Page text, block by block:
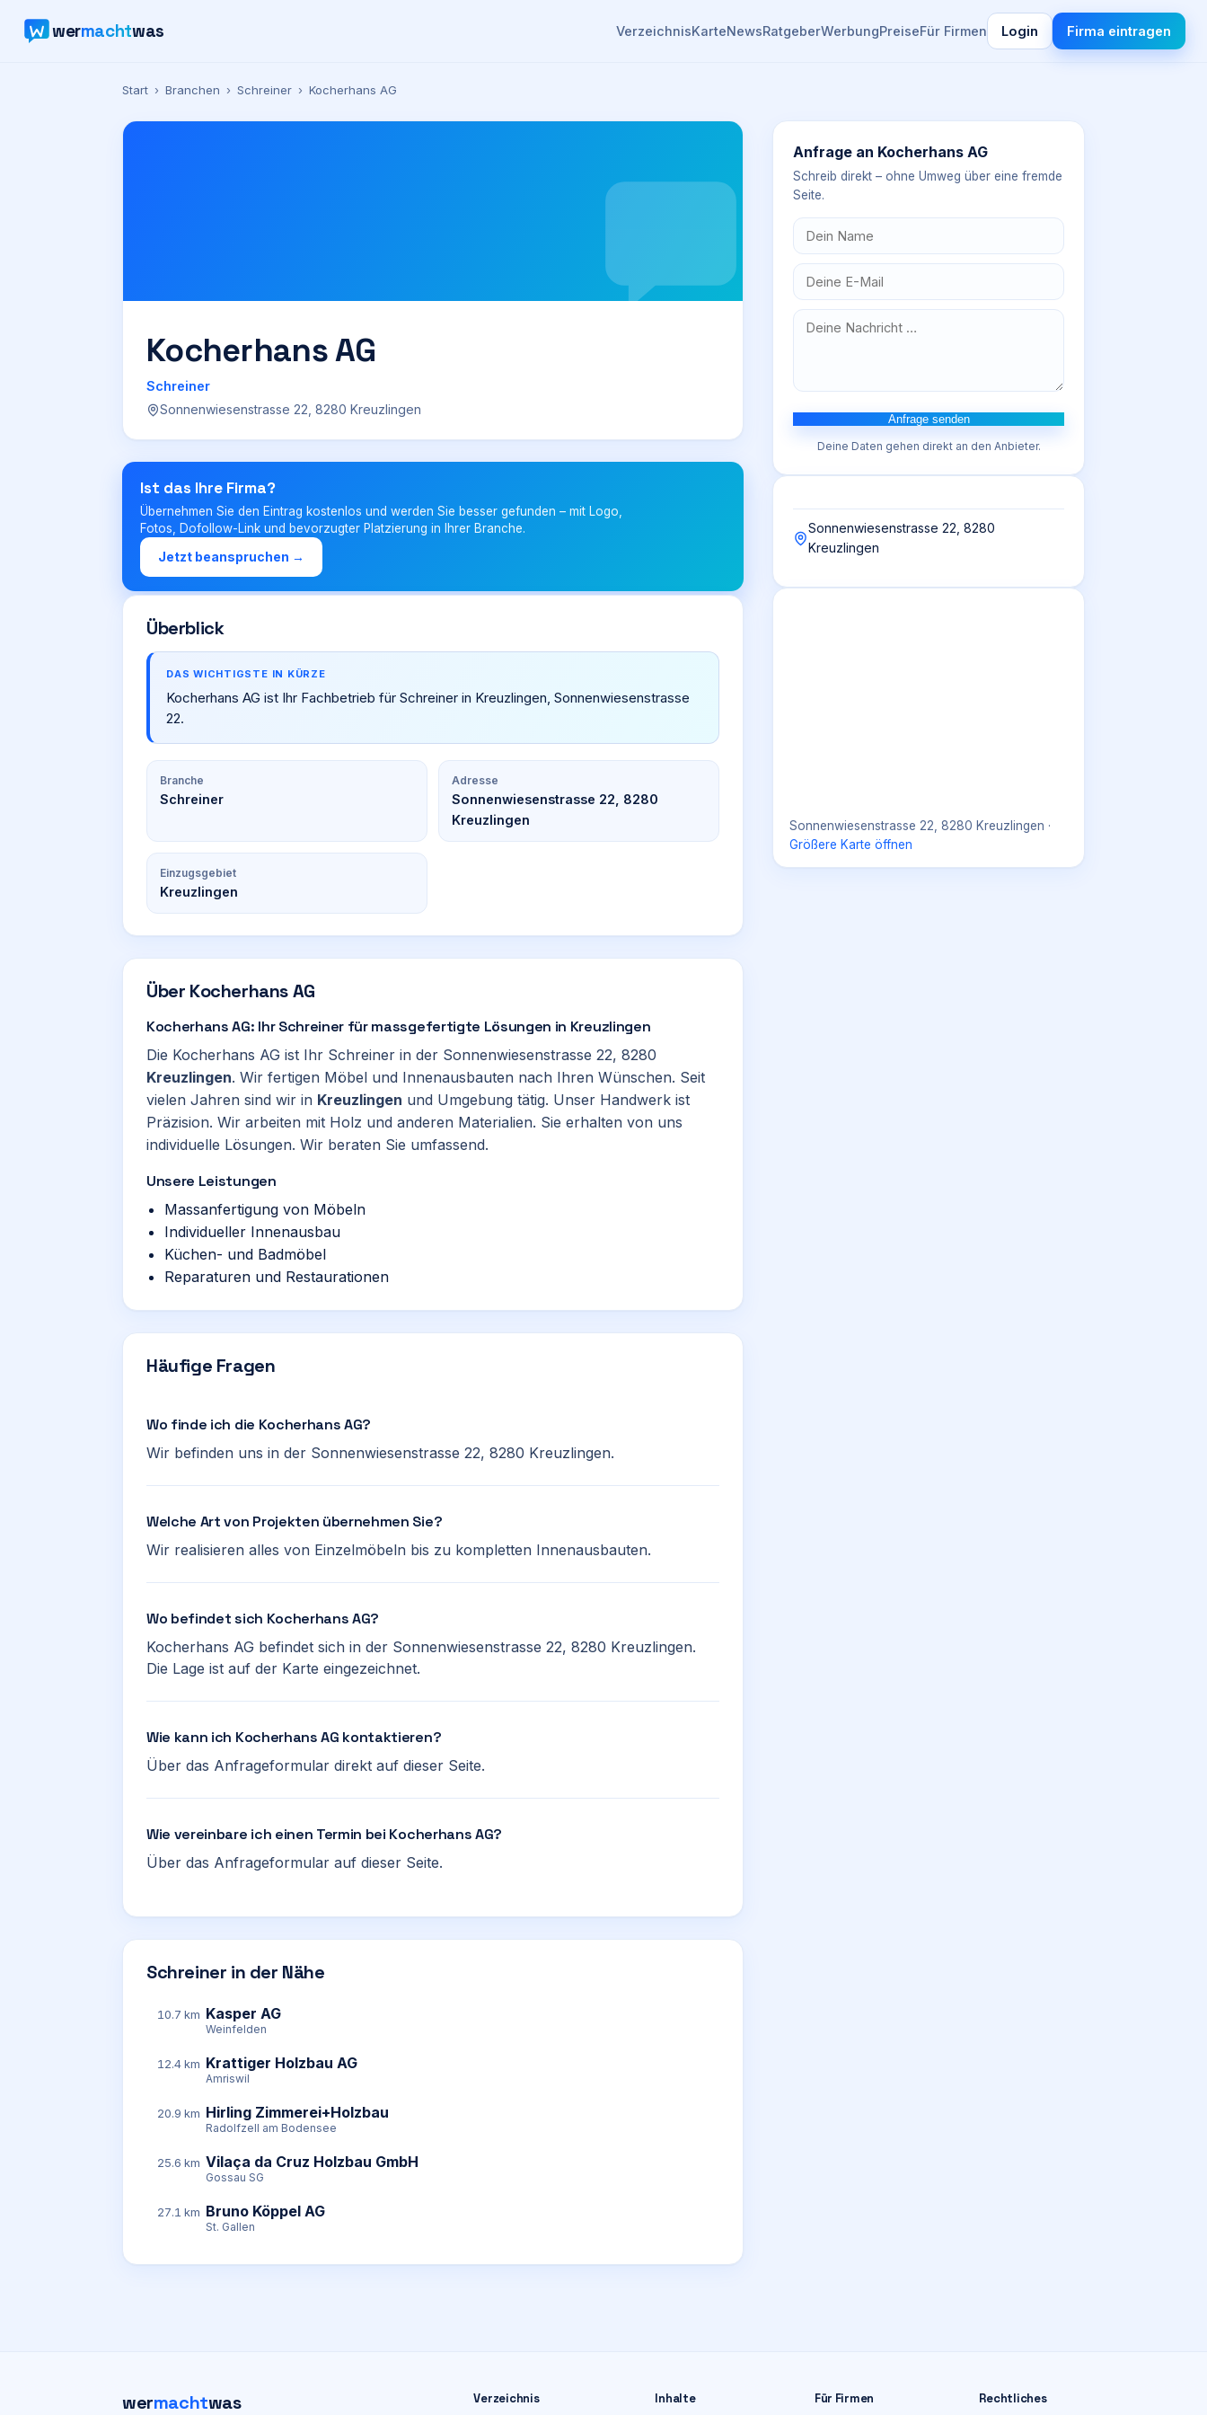
wermachtwas VerzeichnisKarteNewsRatgeberWerbungPreiseFür Firmen Login Firma eintragen
Start › Branchen › Schreiner › Kocherhans AG
Kocherhans AG
Schreiner
Sonnenwiesenstrasse 22, 8280 Kreuzlingen
Ist das Ihre Firma?
Übernehmen Sie den Eintrag kostenlos und werden Sie besser gefunden – mit Logo,
Fotos, Dofollow-Link und bevorzugter Platzierung in Ihrer Branche.
Jetzt beanspruchen →
Überblick
DAS WICHTIGSTE IN KÜRZE
Kocherhans AG ist Ihr Fachbetrieb für Schreiner in Kreuzlingen, Sonnenwiesenstrasse
22.
Branche
Schreiner
Adresse
Sonnenwiesenstrasse 22, 8280
Kreuzlingen
Einzugsgebiet
Kreuzlingen
Über Kocherhans AG
Kocherhans AG: Ihr Schreiner für massgefertigte Lösungen in Kreuzlingen
Die Kocherhans AG ist Ihr Schreiner in der Sonnenwiesenstrasse 22, 8280
Kreuzlingen. Wir fertigen Möbel und Innenausbauten nach Ihren Wünschen. Seit
vielen Jahren sind wir in Kreuzlingen und Umgebung tätig. Unser Handwerk ist
Präzision. Wir arbeiten mit Holz und anderen Materialien. Sie erhalten von uns
individuelle Lösungen. Wir beraten Sie umfassend.
Unsere Leistungen
Massanfertigung von Möbeln
Individueller Innenausbau
Küchen- und Badmöbel
Reparaturen und Restaurationen
Häufige Fragen
Wo finde ich die Kocherhans AG?
Wir befinden uns in der Sonnenwiesenstrasse 22, 8280 Kreuzlingen.
Welche Art von Projekten übernehmen Sie?
Wir realisieren alles von Einzelmöbeln bis zu kompletten Innenausbauten.
Wo befindet sich Kocherhans AG?
Kocherhans AG befindet sich in der Sonnenwiesenstrasse 22, 8280 Kreuzlingen.
Die Lage ist auf der Karte eingezeichnet.
Wie kann ich Kocherhans AG kontaktieren?
Über das Anfrageformular direkt auf dieser Seite.
Wie vereinbare ich einen Termin bei Kocherhans AG?
Über das Anfrageformular auf dieser Seite.
Schreiner in der Nähe
10.7 km Kasper AG
Weinfelden
12.4 km Krattiger Holzbau AG
Amriswil
20.9 km Hirling Zimmerei+Holzbau
Radolfzell am Bodensee
25.6 km Vilaça da Cruz Holzbau GmbH
Gossau SG
27.1 km Bruno Köppel AG
St. Gallen
Anfrage an Kocherhans AG
Schreib direkt – ohne Umweg über eine fremde
Seite.
Anfrage senden
Deine Daten gehen direkt an den Anbieter.
Sonnenwiesenstrasse 22, 8280
Kreuzlingen
Sonnenwiesenstrasse 22, 8280 Kreuzlingen ·
Größere Karte öffnen
wermachtwas Verzeichnis Inhalte Für Firmen Rechtliches